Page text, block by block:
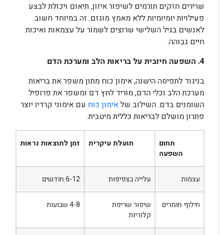
שרירים חזקים תורמים לשיפור איזון, תיאום ויכולת לבצע
פעילויות יומיומיות ללא מאמץ מוגזם. זה במיוחד חשוב
לאנשים בגיל השלישי שרוצים לשמור על עצמאות ואיכות
חיים גבוהה.
4. השפעה חיובית על בריאות הלב ומערכת הדם
בניגוד לתפיסה הישנה, אימון כוח מתון משפר את בריאות
מערכת הלב וכלי הדם, מוריד לחץ דם ומשפר את פרופיל
השומנים בדם. השילוב שלאימון כוח עם אימוני קרדיו יוצר
פתרון מושלם לבריאות כללית מיטבית.
תחום
השפעה
תועלת עיקרית זמן לתוצאות נראות
עצמות עלייה בצפיפות 6-12 חודשים
חילוף חומרים
שיפור שריפת
קלוריות
4-8 שבועות